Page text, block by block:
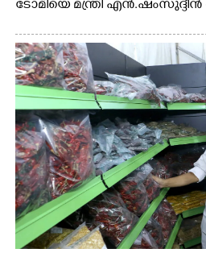
ടോമിയെ മന്ത്രി